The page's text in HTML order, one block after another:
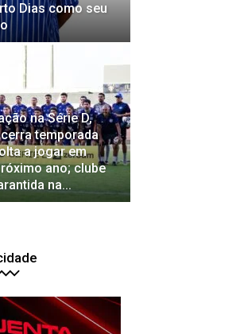
Dias como seu
na Série D,
temporada
a jogar em
ano; clube
na...